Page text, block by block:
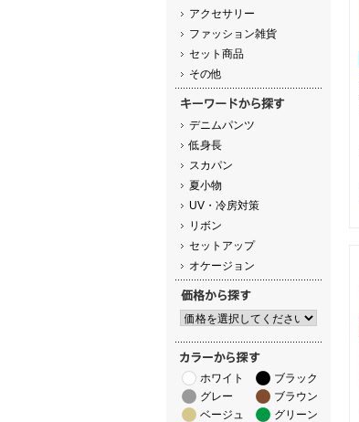
アクセサリー
ファッション雑貨
セット商品
その他
デニムパンツ
低身長
スカパン
夏小物
UV・冷房対策
リボン
セットアップ
オケージョン
ホワイト
ブラック
グレー
ブラウン
ベージュ
グリーン